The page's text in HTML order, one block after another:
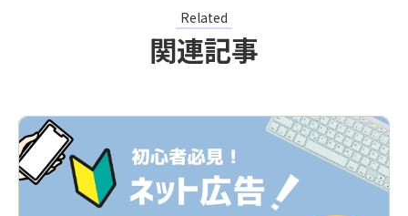
Related
関連記事